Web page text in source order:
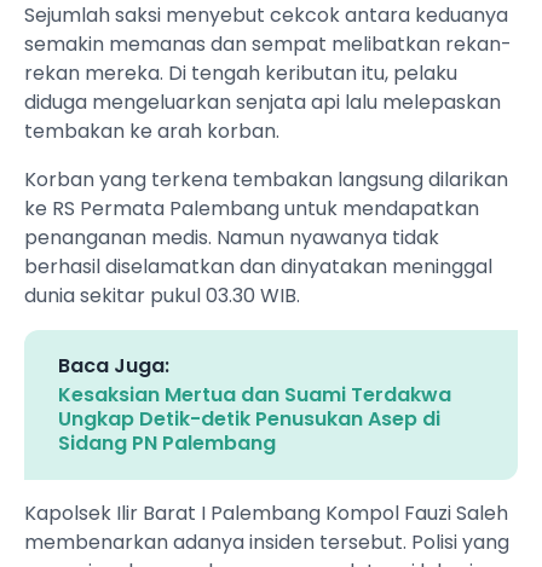
Sejumlah saksi menyebut cekcok antara keduanya
semakin memanas dan sempat melibatkan rekan-
rekan mereka. Di tengah keributan itu, pelaku
diduga mengeluarkan senjata api lalu melepaskan
tembakan ke arah korban.
Korban yang terkena tembakan langsung dilarikan
ke RS Permata Palembang untuk mendapatkan
penanganan medis. Namun nyawanya tidak
berhasil diselamatkan dan dinyatakan meninggal
dunia sekitar pukul 03.30 WIB.
Baca Juga:
Kesaksian Mertua dan Suami Terdakwa
Ungkap Detik-detik Penusukan Asep di
Sidang PN Palembang
Kapolsek Ilir Barat I Palembang Kompol Fauzi Saleh
membenarkan adanya insiden tersebut. Polisi yang